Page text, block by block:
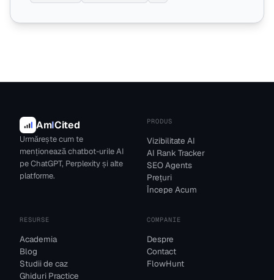
AmICited
Urmărește cum te
menționează chatbot-urile AI
pe ChatGPT, Perplexity și alte
platforme.
PRODUS
Vizibilitate AI
AI Rank Tracker
SEO Agents
Prețuri
Începe Acum
RESURSE
Academia
Blog
Studii de caz
Ghiduri Practice
COMPANIE
Despre
Contact
FlowHunt